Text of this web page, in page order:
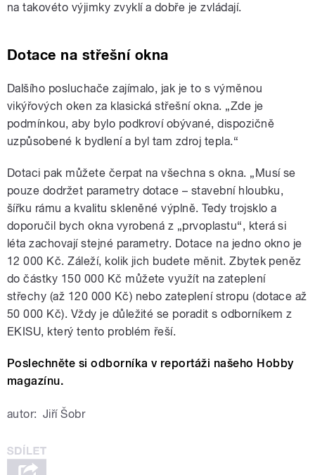
na takovéto výjimky zvyklí a dobře je zvládají.
Dotace na střešní okna
Dalšího posluchače zajímalo, jak je to s výměnou
vikýřových oken za klasická střešní okna. „Zde je
podmínkou, aby bylo podkroví obývané, dispozičně
uzpůsobené k bydlení a byl tam zdroj tepla.“
Dotaci pak můžete čerpat na všechna s okna. „Musí se
pouze dodržet parametry dotace – stavební hloubku,
šířku rámu a kvalitu skleněné výplně. Tedy trojsklo a
doporučil bych okna vyrobená z „prvoplastu“, která si
léta zachovají stejné parametry. Dotace na jedno okno je
12 000 Kč. Záleží, kolik jich budete měnit. Zbytek peněz
do částky 150 000 Kč můžete využít na zateplení
střechy (až 120 000 Kč) nebo zateplení stropu (dotace až
50 000 Kč). Vždy je důležité se poradit s odborníkem z
EKISU, který tento problém řeší.
Poslechněte si odborníka v reportáži našeho Hobby
magazínu.
autor: Jiří Šobr